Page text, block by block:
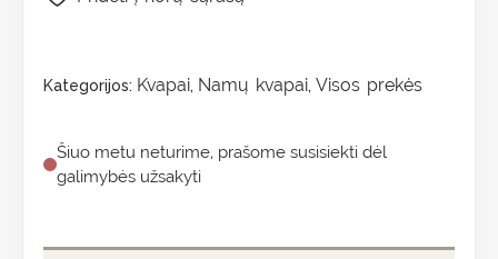
Kategorijos: Kvapai, Namų kvapai, Visos prekės
Šiuo metu neturime, prašome susisiekti dėl
galimybės užsakyti